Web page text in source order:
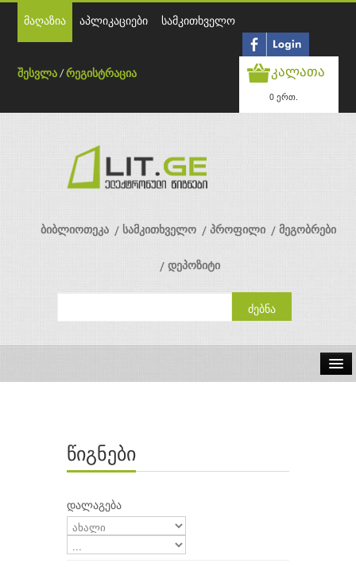
მაღაზია აპლიკაციები სამკითხველო
შესვლა /რეგისტრაცია კალათა
0 ერთ.
ბიბლიოთეკა სამკითხველო პროფილი მეგობრები
დეპოზიტი
ავტორებიწიგნები
დალაგება